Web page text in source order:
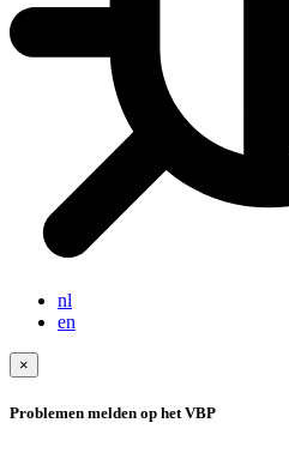
nl
en
×
Problemen melden op het VBP